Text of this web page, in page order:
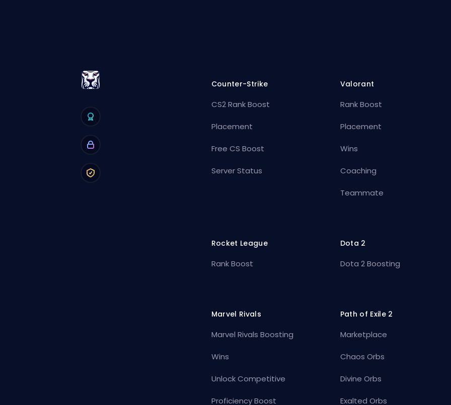
Counter-Strike
CS2 Rank Boost
Placement
Free CS Boost
Server Status
Valorant
Rank Boost
Placement
Wins
Coaching
Teammate
Rocket League
Rank Boost
Dota 2
Dota 2 Boosting
Marvel Rivals
Marvel Rivals Boosting
Wins
Unlock Competitive
Proficiency Boost
Path of Exile 2
Marketplace
Chaos Orbs
Divine Orbs
Exalted Orbs